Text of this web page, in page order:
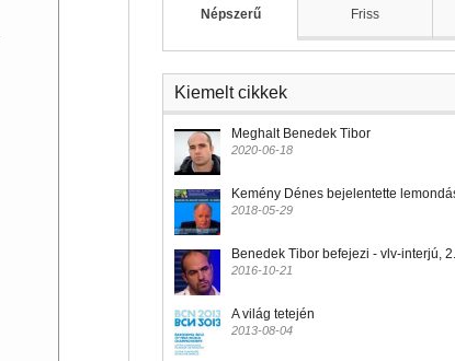
Népszerű Friss
Kiemelt cikkek
Meghalt Benedek Tibor
2020-06-18
Kemény Dénes bejelentette
2018-05-29
Benedek Tibor befejezi - vlv-interjú,
2016-10-21
A világ tetején
2013-08-04